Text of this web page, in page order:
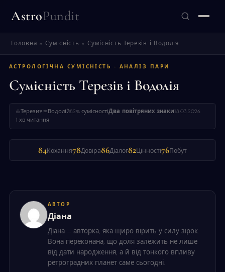
AstroPundit
Головна »Сумісність »Сумісність Терезів і Водолія
АСТРОЛОГІЧНА СУМІСНІСТЬ · АНАЛІЗ ПАРИ
Сумісність Терезів і Водолія
♎ Терези♥♒ Водолій82% сумісностіДва повітряних знаки 18.03.2026
1 хв читання
84Кохання78Довіра86Діалог82Цінності76 Побут
АВТОР
Діана
Діана — авторка, яка щиро вірить у силу зірок.
Вона переконана, що доля залежить не лише
від дати народження, а й від тонкого впливу
ретроградних планет саме сьогодні.